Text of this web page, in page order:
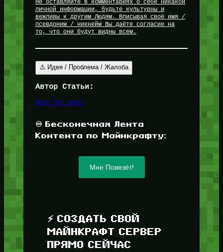
Не оставляйте в комментариях о себе никакой
личной информации, будьте культурны и
вежливы к другим Людям. Вписывая своё имя /
псевдоним / никнейм Вы даёте согласие на
то, что они будут видны всем.
⚠️ Идея / Проблема / Жалоба
Автор Статьи:
Пётр for_users
♾️ Бесконечная Лента
Контента по Майнкрафту:
Мне Повезёт!
⚡ СОЗДАТЬ СВОЙ
МАЙНКРАФТ СЕРВЕР
ПРЯМО СЕЙЧАС